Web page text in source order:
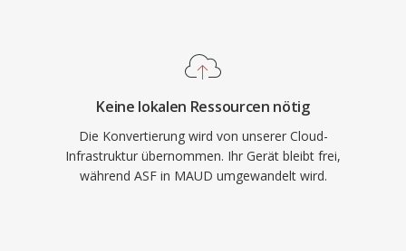
Keine lokalen Ressourcen nötig
Die Konvertierung wird von unserer Cloud-
Infrastruktur übernommen. Ihr Gerät bleibt frei,
während ASF in MAUD umgewandelt wird.